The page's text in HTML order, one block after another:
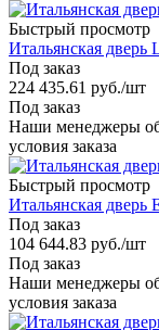
Быстрый просмотр
Итальянская дверь
Под заказ
224 435.61 руб./шт
Под заказ
Наши менеджеры
условия заказа
Быстрый просмотр
Итальянская дверь
Под заказ
104 644.83 руб./шт
Под заказ
Наши менеджеры
условия заказа